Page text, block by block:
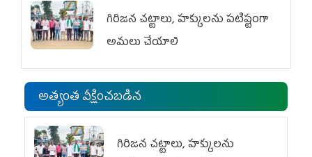
గిరిజన చట్టాలు, హక్కులను పటిష్టంగా
అమలు చేయాలి
అత్యంత వీక్షించబడిన
గిరిజన చట్టాలు, హక్కులను